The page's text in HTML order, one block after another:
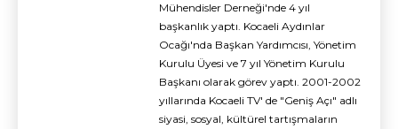
Mühendisler Derneği'nde 4 yıl
başkanlık yaptı. Kocaeli Aydınlar
Ocağı'nda Başkan Yardımcısı, Yönetim
Kurulu Üyesi ve 7 yıl Yönetim Kurulu
Başkanı olarak görev yaptı. 2001-2002
yıllarında Kocaeli TV' de "Geniş Açı" adlı
siyasi, sosyal, kültürel tartışmaların